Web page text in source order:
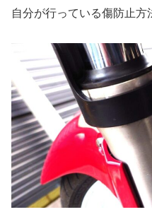
自分が行っている傷防止方